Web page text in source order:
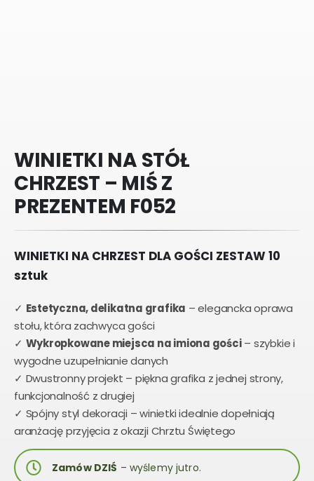
WINIETKI NA STÓŁ
CHRZEST – MIŚ Z
PREZENTEM F052
WINIETKI NA CHRZEST DLA GOŚCI ZESTAW 10
sztuk
✓ Estetyczna, delikatna grafika – elegancka oprawa
stołu, która zachwyca gości
✓ Wykropkowane miejsca na imiona gości– szybkie i
wygodne uzupełnianie danych
✓ Dwustronny projekt – piękna grafika z jednej strony,
funkcjonalność z drugiej
✓ Spójny styl dekoracji – winietki idealnie dopełniają
aranżację przyjęcia z okazji Chrztu Świętego
Zamów DZIŚ – wyślemy jutro.